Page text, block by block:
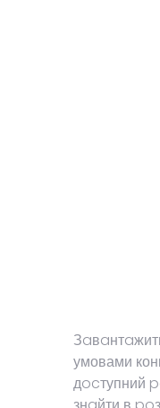
умовами
дocтупний